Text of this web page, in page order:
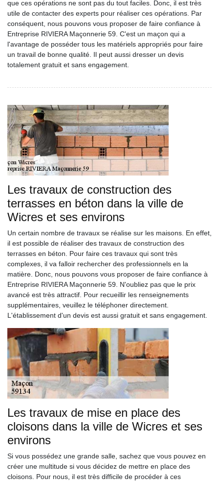
que ces opérations ne sont pas du tout faciles. Donc, il est très
utile de contacter des experts pour réaliser ces opérations. Par
conséquent, nous pouvons vous proposer de faire confiance à
Entreprise RIVIERA Maçonnerie 59. C'est un maçon qui a
l'avantage de posséder tous les matériels appropriés pour faire
un travail de bonne qualité. Il peut aussi dresser un devis
totalement gratuit et sans engagement.
Les travaux de construction des
terrasses en béton dans la ville de
Wicres et ses environs
Un certain nombre de travaux se réalise sur les maisons. En effet,
il est possible de réaliser des travaux de construction des
terrasses en béton. Pour faire ces travaux qui sont très
complexes, il va falloir rechercher des professionnels en la
matière. Donc, nous pouvons vous proposer de faire confiance à
Entreprise RIVIERA Maçonnerie 59. N'oubliez pas que le prix
avancé est très attractif. Pour recueillir les renseignements
supplémentaires, veuillez le téléphoner directement.
L'établissement d'un devis est aussi gratuit et sans engagement.
Les travaux de mise en place des
cloisons dans la ville de Wicres et ses
environs
Si vous possédez une grande salle, sachez que vous pouvez en
créer une multitude si vous décidez de mettre en place des
cloisons. Pour nous, il est très difficile de procéder à ces